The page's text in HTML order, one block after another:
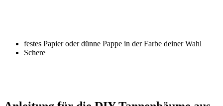
festes Papier oder dünne Pappe in der Farbe deiner Wahl
Schere